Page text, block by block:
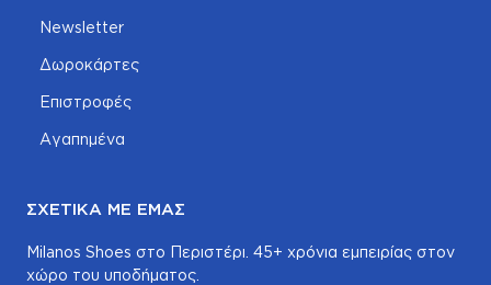
Newsletter
Δωροκάρτες
Επιστροφές
Αγαπημένα
ΣΧΕΤΙΚΆ ΜΕ ΕΜΆΣ
Milanos Shoes στο Περιστέρι. 45+ χρόνια εμπειρίας στον
χώρο του υποδήματος.